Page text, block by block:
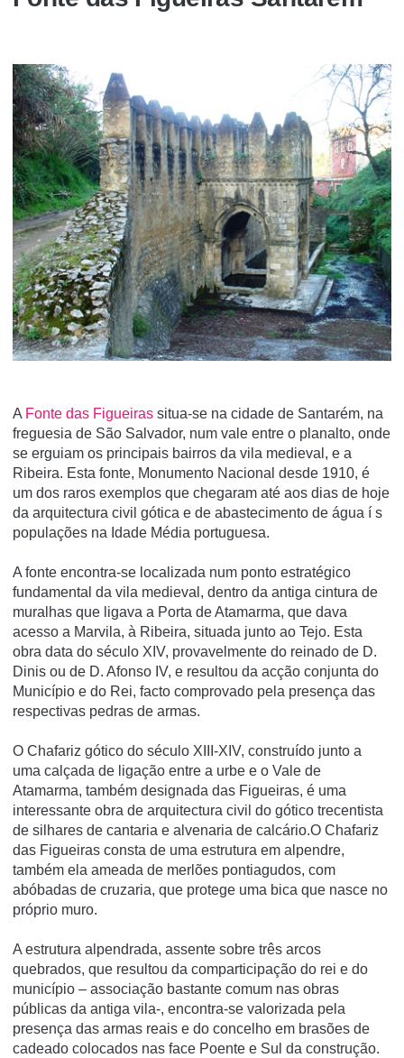
A Fonte das Figueiras situa-se na cidade de Santarém, na
freguesia de São Salvador, num vale entre o planalto, onde
se erguiam os principais bairros da vila medieval, e a
Ribeira. Esta fonte, Monumento Nacional desde 1910, é
um dos raros exemplos que chegaram até aos dias de hoje
da arquitectura civil gótica e de abastecimento de água í s
populações na Idade Média portuguesa.
A fonte encontra-se localizada num ponto estratégico
fundamental da vila medieval, dentro da antiga cintura de
muralhas que ligava a Porta de Atamarma, que dava
acesso a Marvila, à Ribeira, situada junto ao Tejo. Esta
obra data do século XIV, provavelmente do reinado de D.
Dinis ou de D. Afonso IV, e resultou da acção conjunta do
Municí­pio e do Rei, facto comprovado pela presença das
respectivas pedras de armas.
O Chafariz gótico do século XIII-XIV, construído junto a
uma calçada de ligação entre a urbe e o Vale de
Atamarma, também designada das Figueiras, é uma
interessante obra de arquitectura civil do gótico trecentista
de silhares de cantaria e alvenaria de calcário.O Chafariz
das Figueiras consta de uma estrutura em alpendre,
também ela ameada de merlões pontiagudos, com
abóbadas de cruzaria, que protege uma bica que nasce no
próprio muro.
A estrutura alpendrada, assente sobre três arcos
quebrados, que resultou da comparticipação do rei e do
município – associação bastante comum nas obras
públicas da antiga vila-, encontra-se valorizada pela
presença das armas reais e do concelho em brasões de
cadeado colocados nas face Poente e Sul da construção.